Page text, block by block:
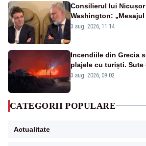
Consilierul lui
Washington:
simplu - România stă
3 aug. 2026, 11:14
Incendiile din Grecia
plajele cu turiști. Sute
evacuate pe mare,
3 aug. 2026, 09:02
CATEGORII POPULARE
Actualitate